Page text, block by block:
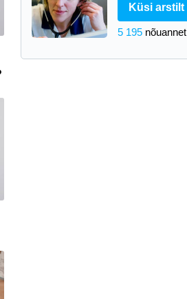
Küsi arstilt
5 195 nõuannet